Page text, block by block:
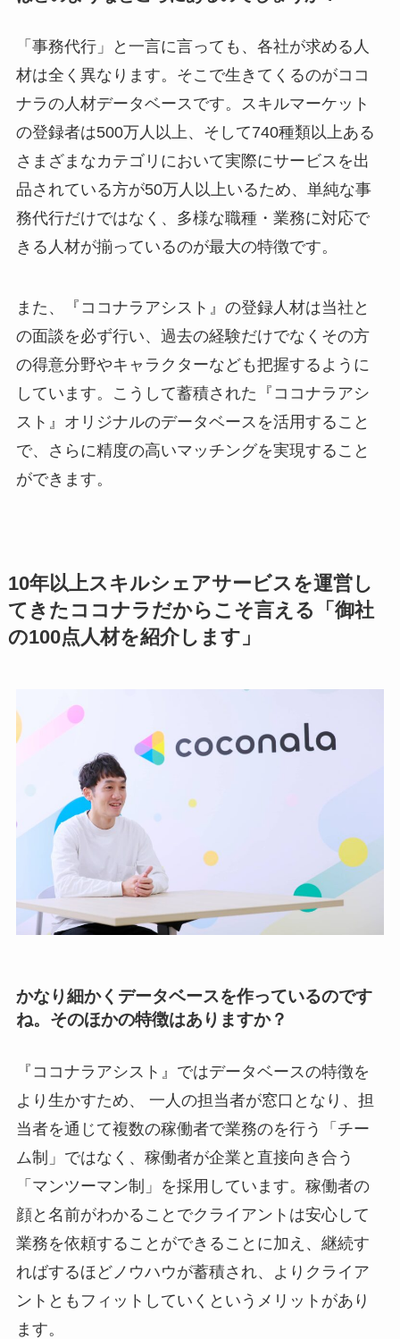
「事務代行」と一言に言っても、各社が求める人
材は全く異なります。そこで生きてくるのがココ
ナラの人材データベースです。スキルマーケット
の登録者は500万人以上、そして740種類以上ある
さまざまなカテゴリにおいて実際にサービスを出
品されている方が50万人以上いるため、単純な事
務代行だけではなく、多様な職種・業務に対応で
きる人材が揃っているのが最大の特徴です。
また、『ココナラアシスト』の登録人材は当社と
の面談を必ず行い、過去の経験だけでなくその方
の得意分野やキャラクターなども把握するように
しています。こうして蓄積された『ココナラアシ
スト』オリジナルのデータベースを活用すること
で、さらに精度の高いマッチングを実現すること
ができます。
10年以上スキルシェアサービスを運営し
てきたココナラだからこそ言える「御社
の100点人材を紹介します」
かなり細かくデータベースを作っているのです
ね。そのほかの特徴はありますか？
『ココナラアシスト』ではデータベースの特徴を
より生かすため、 一人の担当者が窓口となり、担
当者を通じて複数の稼働者で業務のを行う「チー
ム制」ではなく、稼働者が企業と直接向き合う
「マンツーマン制」を採用しています。稼働者の
顔と名前がわかることでクライアントは安心して
業務を依頼することができることに加え、継続す
ればするほどノウハウが蓄積され、よりクライア
ントともフィットしていくというメリットがあり
ます。